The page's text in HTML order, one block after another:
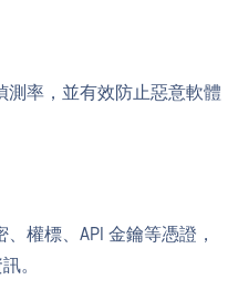
測率，並有效防止惡意軟體
權標、API 金鑰等憑證，
。